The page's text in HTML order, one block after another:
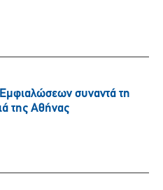
συναντά τη
της Αθήνας